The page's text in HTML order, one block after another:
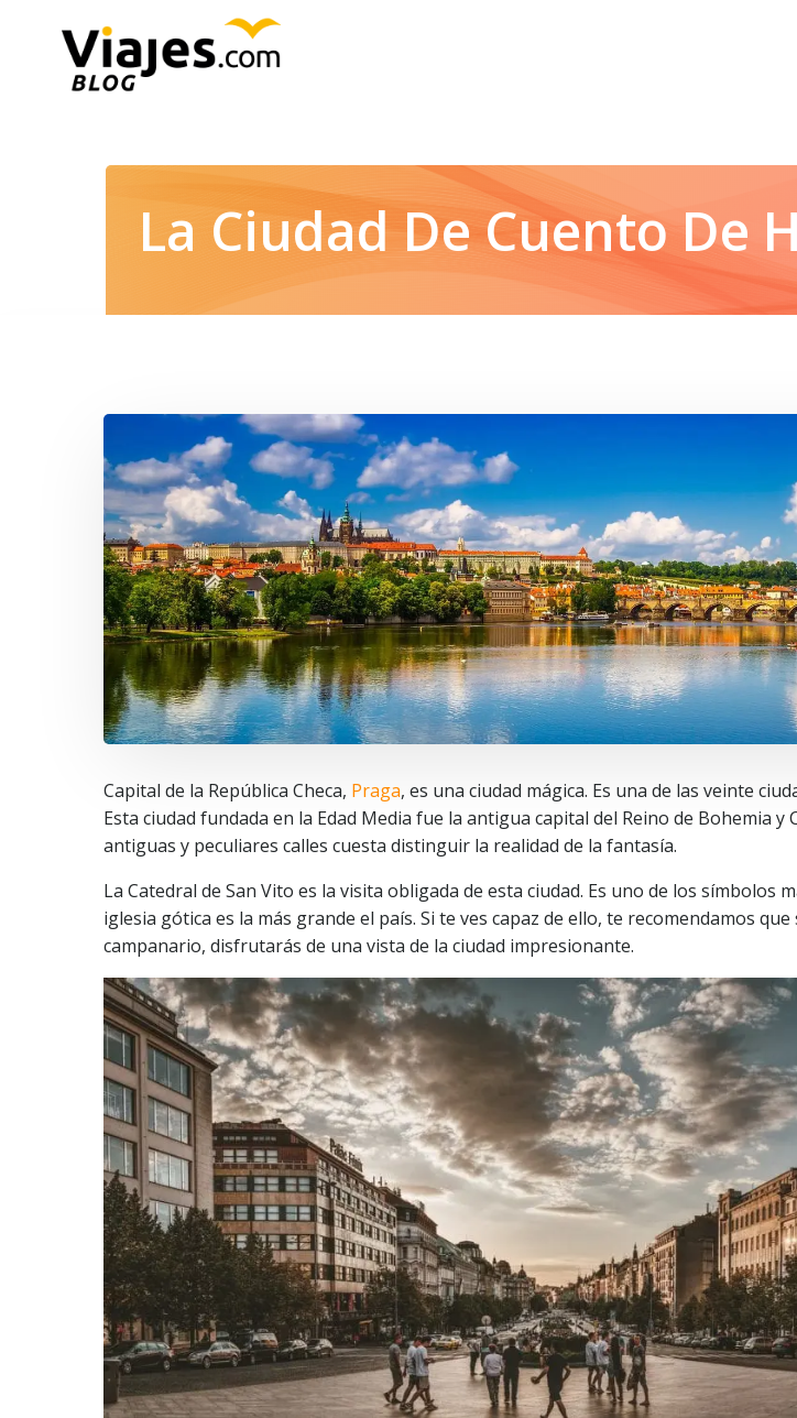
contenido
La Ciudad De Cuento De
Capital de la República Checa, Praga, es una ciudad mágica. Es una de las veinte
Esta ciudad fundada en la Edad Media fue la antigua capital del Reino de Bohemia y
antiguas y peculiares calles cuesta distinguir la realidad de la fantasía.
La Catedral de San Vito es la visita obligada de esta ciudad. Es uno de los símbolos
iglesia gótica es la más grande el país. Si te ves capaz de ello, te recomendamos
campanario, disfrutarás de una vista de la ciudad impresionante.